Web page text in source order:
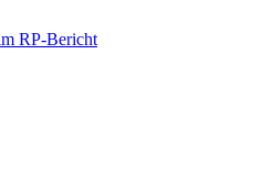
RP-Bericht